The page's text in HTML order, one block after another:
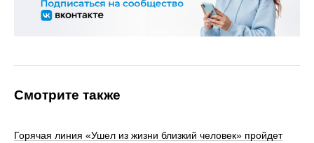
Смотрите также
Горячая линия «Ушел из жизни близкий человек» пройдет